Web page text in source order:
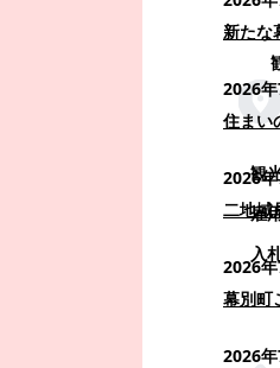
観
雇
入
新たな
2026
住まい
2026
二地域
2026
幕別町
2026